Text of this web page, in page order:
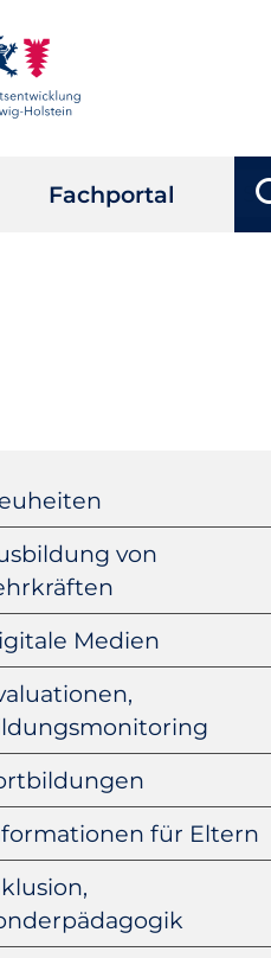
Fachportal
von
Medien
für Eltern